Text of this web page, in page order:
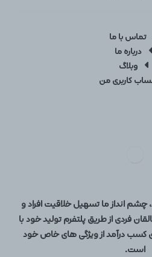
تماس با ما
درباره ما
وبلاگ
کاربری من
چشم انداز ما تسهیل خلاقیت افراد و
فردی از طریق پلتفرم تولید خود با
کسب درآمد از ویژگی های خاص خود
است.